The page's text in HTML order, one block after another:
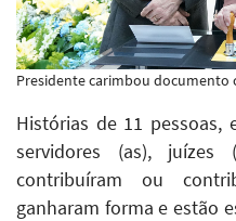
Presidente carimbou documento
Histórias de 11 pessoas,
servidores (as),
contribuíram ou
ganharam forma e estão